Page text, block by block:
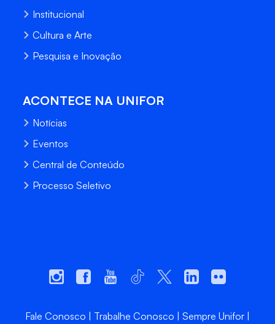
Institucional
Cultura e Arte
Pesquisa e Inovação
ACONTECE NA UNIFOR
Notícias
Eventos
Central de Conteúdo
Processo Seletivo
Fale Conosco Trabalhe Conosco
Sempre Unifor